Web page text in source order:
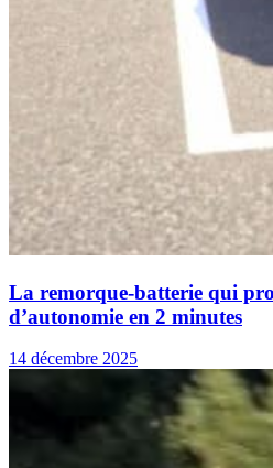
La remorque-batterie qui
d’autonomie en 2 minutes
14 décembre 2025